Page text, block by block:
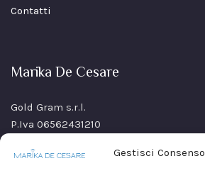
Gestisci Consenso
Contatti
Marika De Cesare
Gold Gram s.r.l.
P.Iva 06562431210
80021 Afragola(NA)